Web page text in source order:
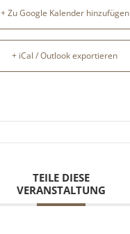
+ Zu Google Kalender hinzufügen
+ iCal / Outlook exportieren
TEILE DIESE
VERANSTALTUNG